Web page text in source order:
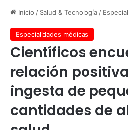
Inicio / Salud & Tecnología /
Especialidades médicas
Científicos
relación
ingesta de
cantidades de